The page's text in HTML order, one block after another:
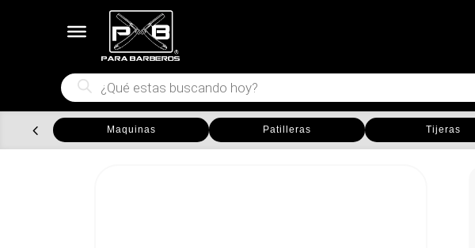
Búsqueda
de
productos
Maquinas Patilleras Tijeras